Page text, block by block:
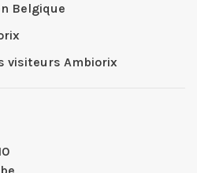
Belgique
visiteurs Ambiorix